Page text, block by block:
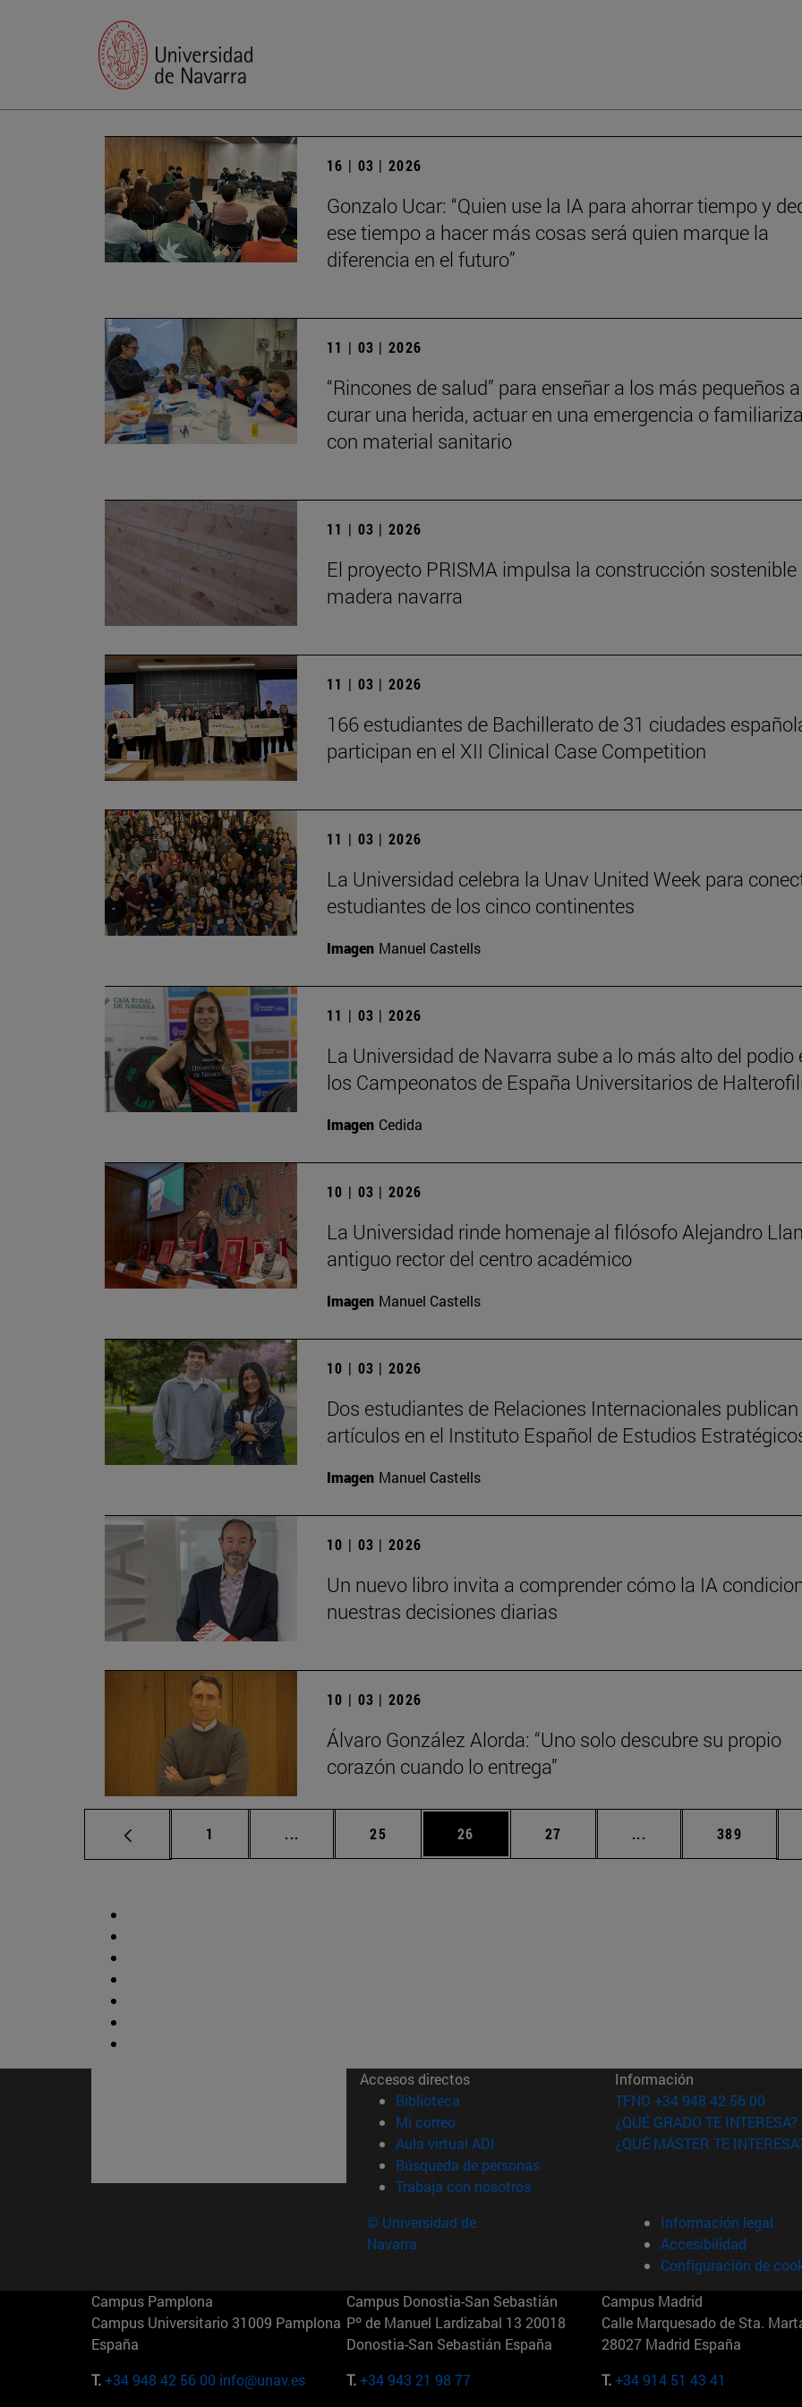
16 | 03 | 2026
Gonzalo Ucar: “Quien use la IA para ahorrar tiempo y
ese tiempo a hacer más cosas será quien marque la
diferencia en el futuro”
11 | 03 | 2026
“Rincones de salud” para enseñar a los más pequeños a
curar una herida, actuar en una emergencia o
con material sanitario
11 | 03 | 2026
El proyecto PRISMA impulsa la construcción sostenible
madera navarra
11 | 03 | 2026
166 estudiantes de Bachillerato de 31 ciudades
participan en el XII Clinical Case Competition
11 | 03 | 2026
La Universidad celebra la Unav United Week para
estudiantes de los cinco continentes
Imagen Manuel Castells
11 | 03 | 2026
La Universidad de Navarra sube a lo más alto del podio
los Campeonatos de España Universitarios de
Imagen Cedida
10 | 03 | 2026
La Universidad rinde homenaje al filósofo Alejandro
antiguo rector del centro académico
Imagen Manuel Castells
10 | 03 | 2026
Dos estudiantes de Relaciones Internacionales publican
artículos en el Instituto Español de Estudios
Imagen Manuel Castells
10 | 03 | 2026
Un nuevo libro invita a comprender cómo la IA
nuestras decisiones diarias
10 | 03 | 2026
Álvaro González Alorda: “Uno solo descubre su propio
corazón cuando lo entrega”
Página
1 ... Páginas intermedias Use TAB para desplazarse.
Página
25 Página
26 Página
27 ... Páginas intermedias
Página
389
Accesos directos
Biblioteca (abre en nueva ventana)
Mi correo(abre en nueva ventana)
Aula virtual ADI (abre en nueva ventana)
Búsqueda de personas(abre en nueva ventana)
Trabaja con nosotros(abre en nueva ventana)
Información
TFNO +34 948 42 56 00
¿QUÉ GRADO TE INTERESA?
¿QUÉ MÁSTER TE
© Universidad de
Navarra
Información legal
Accesibilidad
Configuración de
Campus Pamplona
Campus Universitario 31009 Pamplona
España
T.+34 948 42 56 00 info@unav.es
Campus Donostia-San Sebastián
Pº de Manuel Lardizabal 13 20018
Donostia-San Sebastián España
T.+34 943 21 98 77
Campus Madrid
Calle Marquesado de Sta.
28027 Madrid España
T.+34 914 51 43 41